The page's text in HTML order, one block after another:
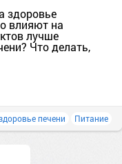
здоровье
влияют на
лучше
Что делать,
печени Питание